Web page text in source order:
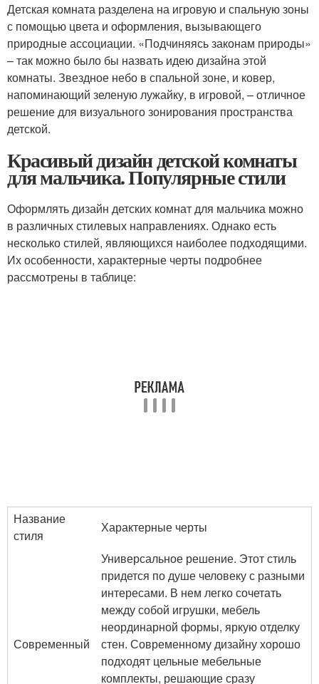
Детская комната разделена на игровую и спальную зоны
с помощью цвета и оформления, вызывающего
природные ассоциации. «Подчиняясь законам природы»
– так можно было бы назвать идею дизайна этой
комнаты. Звездное небо в спальной зоне, и ковер,
напоминающий зеленую лужайку, в игровой, – отличное
решение для визуального зонирования пространства
детской.
Красивый дизайн детской комнаты
для мальчика. Популярные стили
Оформлять дизайн детских комнат для мальчика можно
в различных стилевых направлениях. Однако есть
несколько стилей, являющихся наиболее подходящими.
Их особенности, характерные черты подробнее
рассмотрены в таблице:
Название
стиля
Характерные черты
Современный
Универсальное решение. Этот стиль
придется по душе человеку с разными
интересами. В нем легко сочетать
между собой игрушки, мебель
неординарной формы, яркую отделку
стен. Современному дизайну хорошо
подходят цельные мебельные
комплекты, решающие сразу